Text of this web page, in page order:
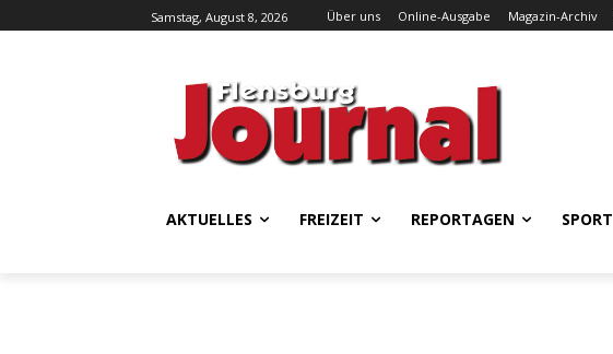
Samstag, August 8, 2026 Über uns Online-Ausgabe Magazin-Archiv
AKTUELLES FREIZEIT REPORTAGEN SPORT